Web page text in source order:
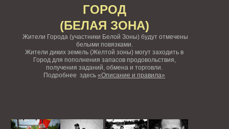
ГОРОД
(БЕЛАЯ ЗОНА)
Жители Города (участники Белой Зоны) будут отмечены
белыми повязками.
Жители диких земель (Желтой зоны) могут заходить в
Город для пополнения запасов продовольствия,
получения заданий, обмена и торговли.
Подробнее здесь «Описание и правила»